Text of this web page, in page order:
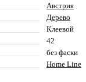
Австрия
Дерево
Клеевой
42
без фаски
Home Line